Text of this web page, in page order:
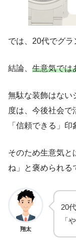
では、20代でグラ
結論、 生意気では
無駄な装飾はない
度は、今後社会
「信頼できる」
そのため生意気と
ね」と褒められる
翔太
20
「